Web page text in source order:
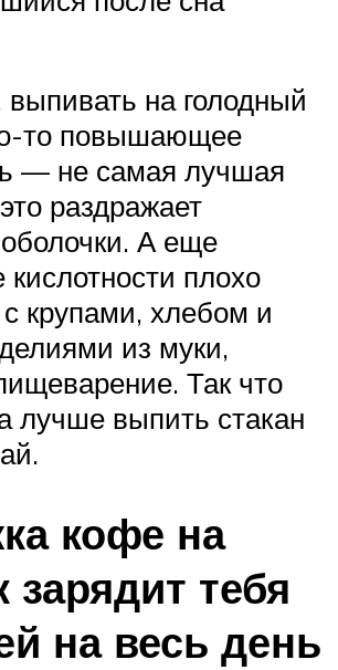
выпивать на голодный
то повышающее
— не самая лучшая
раздражает
А еще
плохо
с крупами, хлебом и
из муки,
Так что
лучше выпить стакан
кофе на
зарядит тебя
на весь день